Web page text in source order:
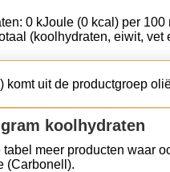
0 kJoule (0 kcal) per 100
(koolhydraten, eiwit,
komt uit de productgroep
koolhydraten
meer producten waar
(Carbonell).